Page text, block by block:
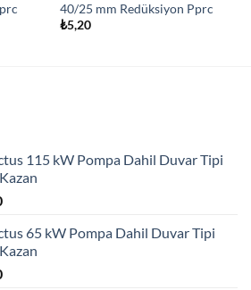
40/25 mm Redüksiyon Pprc
₺5,20
115 kW Pompa Dahil Duvar Tipi
65 kW Pompa Dahil Duvar Tipi